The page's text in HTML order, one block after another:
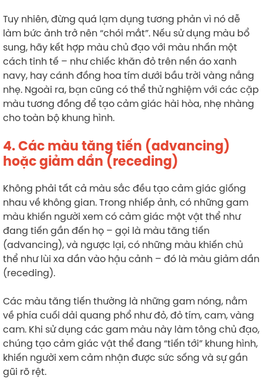
Tuy nhiên, đừng quá lạm dụng tương phản vì nó dễ
làm bức ảnh trở nên “chói mắt”. Nếu sử dụng màu bổ
sung, hãy kết hợp màu chủ đạo với màu nhấn một
cách tinh tế – như chiếc khăn đỏ trên nền áo xanh
navy, hay cánh đồng hoa tím dưới bầu trời vàng nắng
nhẹ. Ngoài ra, bạn cũng có thể thử nghiệm với các cặp
màu tương đồng để tạo cảm giác hài hòa, nhẹ nhàng
cho toàn bộ khung hình.
4. Các màu tăng tiến (advancing)
hoặc giảm dần (receding)
Không phải tất cả màu sắc đều tạo cảm giác giống
nhau về không gian. Trong nhiếp ảnh, có những gam
màu khiến người xem có cảm giác một vật thể như
đang tiến gần đến họ – gọi là màu tăng tiến
(advancing), và ngược lại, có những màu khiến chủ
thể như lùi xa dần vào hậu cảnh – đó là màu giảm dần
(receding).
Các màu tăng tiến thường là những gam nóng, nằm
về phía cuối dải quang phổ như đỏ, đỏ tím, cam, vàng
cam. Khi sử dụng các gam màu này làm tông chủ đạo,
chúng tạo cảm giác vật thể đang “tiến tới” khung hình,
khiến người xem cảm nhận được sức sống và sự gần
gũi rõ rệt.